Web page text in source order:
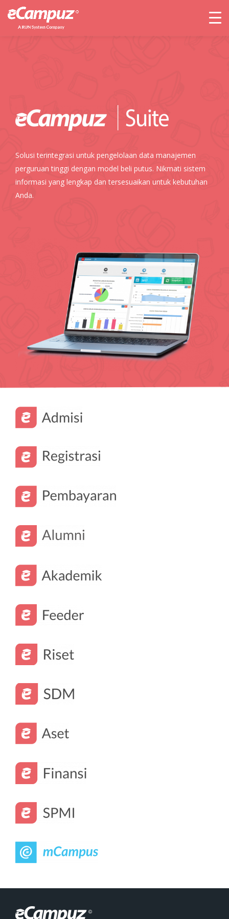
Solusi terintegrasi untuk pengelolaan data manajemen
perguruan tinggi dengan model beli putus. Nikmati sistem
informasi yang lengkap dan tersesuaikan untuk kebutuhan
Anda.